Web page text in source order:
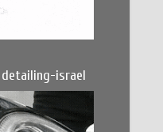
detailing-israel